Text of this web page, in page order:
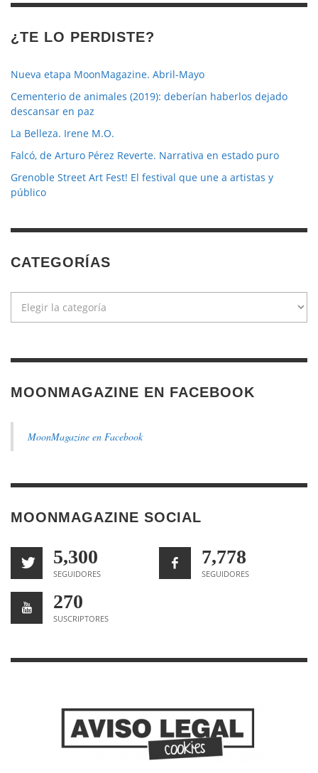
¿TE LO PERDISTE?
Nueva etapa MoonMagazine. Abril-Mayo
Cementerio de animales (2019): deberían haberlos dejado
descansar en paz
La Belleza. Irene M.O.
Falcó, de Arturo Pérez Reverte. Narrativa en estado puro
Grenoble Street Art Fest! El festival que une a artistas y
público
CATEGORÍAS
MOONMAGAZINE EN FACEBOOK
MoonMagazine en Facebook
MOONMAGAZINE SOCIAL
5,300
SEGUIDORES
7,778
SEGUIDORES
270
SUSCRIPTORES